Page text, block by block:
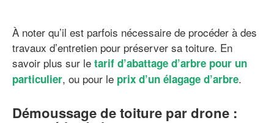
À noter qu’il est parfois nécessaire de procéder à des
travaux d’entretien pour préserver sa toiture. En
savoir plus sur le tarif d’abattage d’arbre pour un
particulier, ou pour le prix d’un élagage d’arbre.
Démoussage de toiture par drone :